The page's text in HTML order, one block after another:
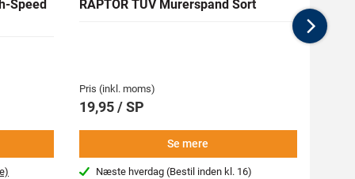
Speed
RAPTOR TÜV Murerspand Sort
Pris (inkl. moms)
19,95 / SP
Se mere
Næste hverdag (Bestil inden kl. 16)